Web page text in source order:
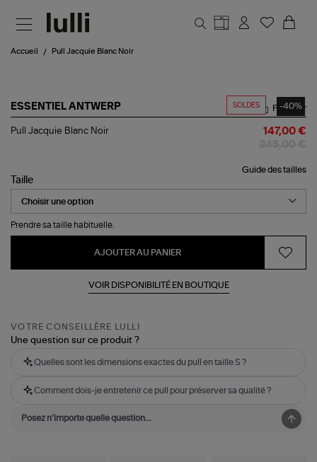
Accueil Pull Jacquie Blanc Noir
SOLDES -40%
ESSENTIEL ANTWERP
Pull
Partager
Pull Jacquie Blanc Noir 147,00 €
Guide des tailles
Taille
Prendre sa taille habituelle.
AJOUTER AU PANIER
VOIR DISPONIBILITÉ EN BOUTIQUE
VOTRE CONSEILLÈRE LULLI
Une question sur ce produit ?
Quelles sont les dimensions exactes du pull en taille S ?
Comment dois-je entretenir ce pull pour préserver sa qualité ?